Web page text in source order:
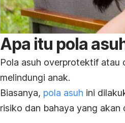
Apa itu pola
Pola asuh overprotektif atau
melindungi anak.
Biasanya, pola asuh ini
risiko dan bahaya yang akan